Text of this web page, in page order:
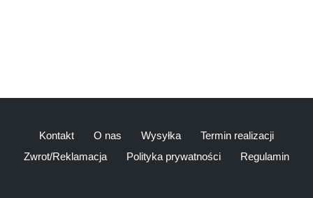
Kontakt O nas Wysyłka
Termin realizacji
Zwrot/Reklamacja
Polityka prywatności Regulamin